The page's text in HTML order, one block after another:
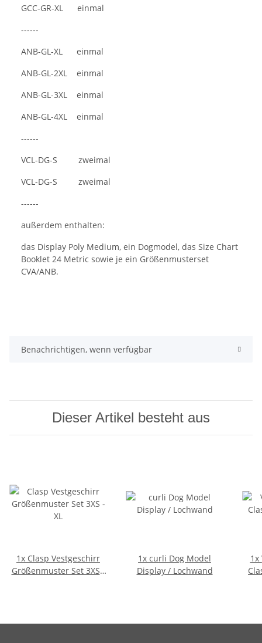
GCC-GR-XL einmal
------
ANB-GL-XL einmal
ANB-GL-2XL einmal
ANB-GL-3XL einmal
ANB-GL-4XL einmal
------
VCL-DG-S zweimal
VCL-DG-S zweimal
------
außerdem enthalten:
das Display Poly Medium, ein Dogmodel, das Size Chart
Booklet 24 Metric sowie je ein Größenmusterset
CVA/ANB.
Benachrichtigen, wenn verfügbar
Dieser Artikel besteht aus
1x Clasp Vestgeschirr
Größenmuster Set 3XS -
1x curli Dog Model
Display / Lochwand
1x